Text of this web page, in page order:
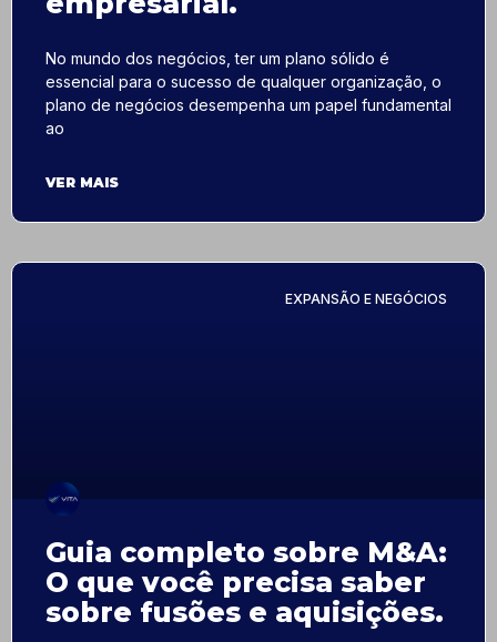
No mundo dos negócios, ter um plano sólido é
essencial para o sucesso de qualquer organização, o
plano de negócios desempenha um papel fundamental
ao
VER MAIS
EXPANSÃO E NEGÓCIOS
Guia completo sobre M&A:
O que você precisa saber
sobre fusões e aquisições.